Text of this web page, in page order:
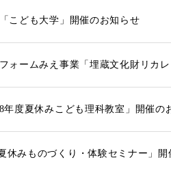
こども大学」開催のお知らせ
ォームみえ事業「埋蔵文化財リカ
年度夏休みこども理科教室」開催の
休みものづくり・体験セミナー」